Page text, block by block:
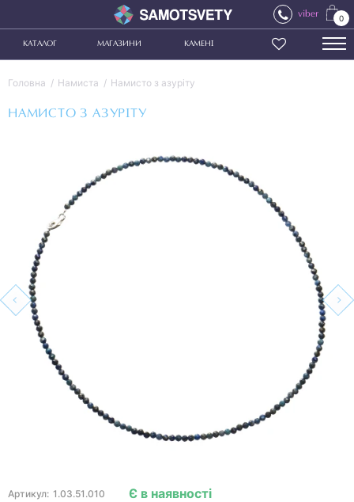
viber 0
КАТАЛОГ МАГАЗИНИ КАМЕНІ
Головна Намиста Намисто з азуріту
НАМИСТО З АЗУРІТУ
Артикул: 1.03.51.010 Є в наявності